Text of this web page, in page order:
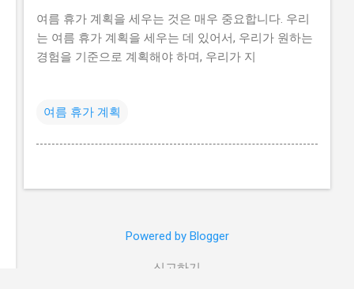
여름 휴가 계획을 세우는 것은 매우 중요합니다. 우리
는 여름 휴가 계획을 세우는 데 있어서, 우리가 원하는
경험을 기준으로 계획해야 하며, 우리가 지
여름 휴가 계획
Powered by Blogger
신고하기